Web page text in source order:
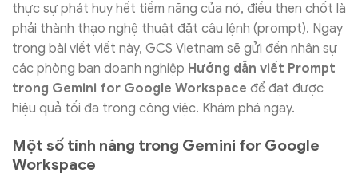
thực sự phát huy hết tiềm năng của nó, điều then chốt là
phải thành thạo nghệ thuật đặt câu lệnh (prompt). Ngay
trong bài viết viết này, GCS Vietnam sẽ gửi đến nhân sự
các phòng ban doanh nghiệp Hướng dẫn viết Prompt
trong Gemini for Google Workspace để đạt được
hiệu quả tối đa trong công việc. Khám phá ngay.
Một số tính năng trong Gemini for Google
Workspace